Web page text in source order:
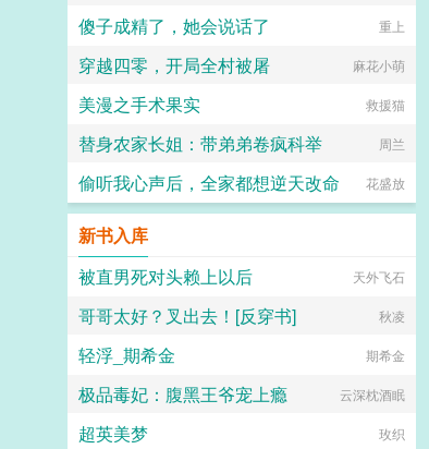
傻子成精了，她会说话了 重上
穿越四零，开局全村被屠 麻花小萌
美漫之手术果实 救援猫
替身农家长姐：带弟弟卷疯科举 周兰
偷听我心声后，全家都想逆天改命 花盛放
新书入库
被直男死对头赖上以后
天外飞石
哥哥太好？叉出去！[反穿书] 秋凌
轻浮_期希金 期希金
极品毒妃：腹黑王爷宠上瘾 云深枕酒眠
超英美梦 玫织